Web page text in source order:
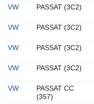
VW
PASSAT (3C2)
VW
PASSAT (3C2)
VW
PASSAT (3C2)
VW
PASSAT (3C2)
VW
PASSAT CC
(357)